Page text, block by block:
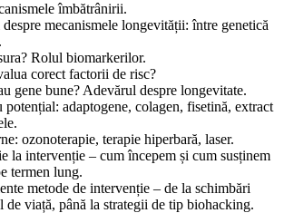
îmbătrânirii.
mecanismele longevității: între genetică
Rolul biomarkerilor.
corect factorii de risc?
gene bune? Adevărul despre longevitate.
potențial: adaptogene, colagen, fisetină, extract
ozonoterapie, terapie hiperbară, laser.
la intervenție – cum începem și cum susținem
termen lung.
metode de intervenție – de la schimbări
de viață, până la strategii de tip biohacking.